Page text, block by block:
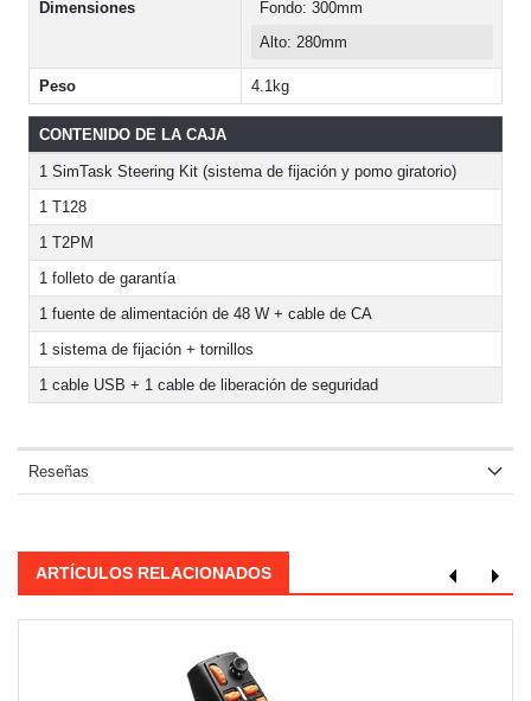
Dimensiones
Fondo: 300mm
Alto: 280mm
Peso 4.1kg
CONTENIDO DE LA CAJA
1 SimTask Steering Kit (sistema de fijación y pomo giratorio)
1 T128
1 T2PM
1 folleto de garantía
1 fuente de alimentación de 48 W + cable de CA
1 sistema de fijación + tornillos
1 cable USB + 1 cable de liberación de seguridad
Reseñas
ARTÍCULOS RELACIONADOS